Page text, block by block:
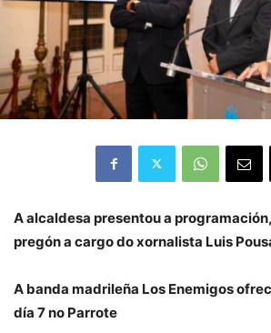
A alcaldesa presentou a
pregón a cargo do xornalista Luis
A banda madrileña Los Enemigos
día 7 no Parrote